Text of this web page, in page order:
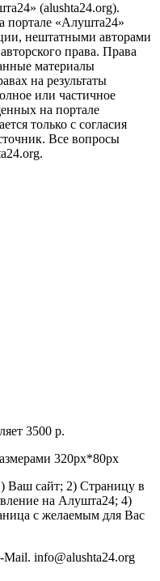
(alushta24.org).
«Алушта24»
нештатными авторами
права. Права
материалы
на результаты
или частичное
на портале
только с согласия
Все вопросы
3500 р.
320px*80px
Ваш сайт; 2) Страницу в
на Алушта24; 4)
с желаемым для Вас
Mail. info@alushta24.org